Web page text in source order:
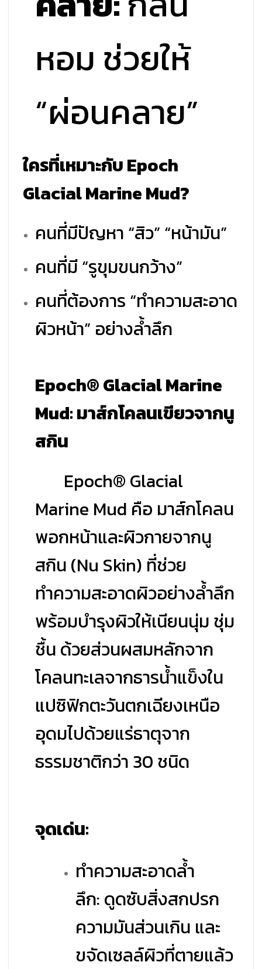
หอม ช่วยให้
“ผ่อนคลาย”
ใครที่เหมาะกับ Epoch
Glacial Marine Mud?
คนที่มีปัญหา “สิว” “หน้ามัน”
คนที่มี “รูขุมขนกว้าง”
คนที่ต้องการ “ทำความสะอาด
ผิวหน้า” อย่างล้ำลึก
Epoch® Glacial Marine
Mud: มาส์กโคลนเขียวจากนู
สกิน
Epoch® Glacial
Marine Mud คือ มาส์กโคลน
พอกหน้าและผิวกายจากนู
สกิน (Nu Skin) ที่ช่วย
ทำความสะอาดผิวอย่างล้ำลึก
พร้อมบำรุงผิวให้เนียนนุ่ม ชุ่ม
ชื้น ด้วยส่วนผสมหลักจาก
โคลนทะเลจากธารน้ำแข็งใน
แปซิฟิกตะวันตกเฉียงเหนือ
อุดมไปด้วยแร่ธาตุจาก
ธรรมชาติกว่า 30 ชนิด
จุดเด่น:
ทำความสะอาดล้ำ
ลึก: ดูดซับสิ่งสกปรก
ความมันส่วนเกิน และ
ขจัดเซลล์ผิวที่ตายแล้ว